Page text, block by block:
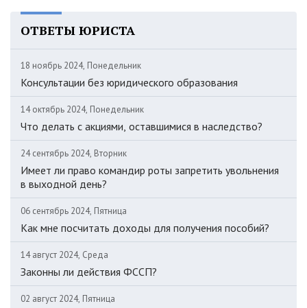
ОТВЕТЫ ЮРИСТА
18 ноябрь 2024, Понедельник
Консультации без юридического образования
14 октябрь 2024, Понедельник
Что делать с акциями, оставшимися в наследство?
24 сентябрь 2024, Вторник
Имеет ли право командир роты запретить увольнения
в выходной день?
06 сентябрь 2024, Пятница
Как мне посчитать доходы для получения пособий?
14 август 2024, Среда
Законны ли действия ФССП?
02 август 2024, Пятница